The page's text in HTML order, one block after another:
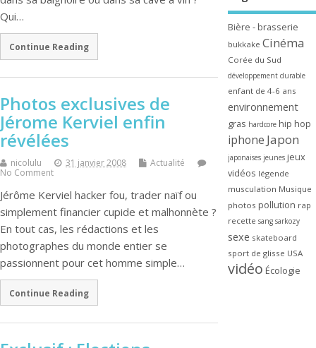
Qui…
Continue Reading
Photos exclusives de
Jérome Kerviel enfin
révélées
nicolulu 31 janvier 2008
Actualité
No Comment
Jérôme Kerviel hacker fou, trader naïf ou
simplement financier cupide et malhonnète ?
En tout cas, les rédactions et les
photographes du monde entier se
passionnent pour cet homme simple…
Continue Reading
Bière - brasserie
bukkake Cinéma
Corée du Sud
développement durable
enfant de 4-6 ans
environnement
gras hardcore hip hop
iphone Japon
japonaises jeunes jeux
vidéos légende
musculation Musique
photos pollution rap
recette sang sarkozy
sexe skateboard
sport de glisse USA
vidéo Écologie